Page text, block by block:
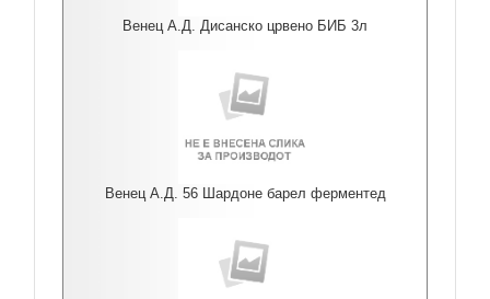
Венец А.Д. Дисанско црвено БИБ 3л
Венец А.Д. 56 Шардоне барел ферментед